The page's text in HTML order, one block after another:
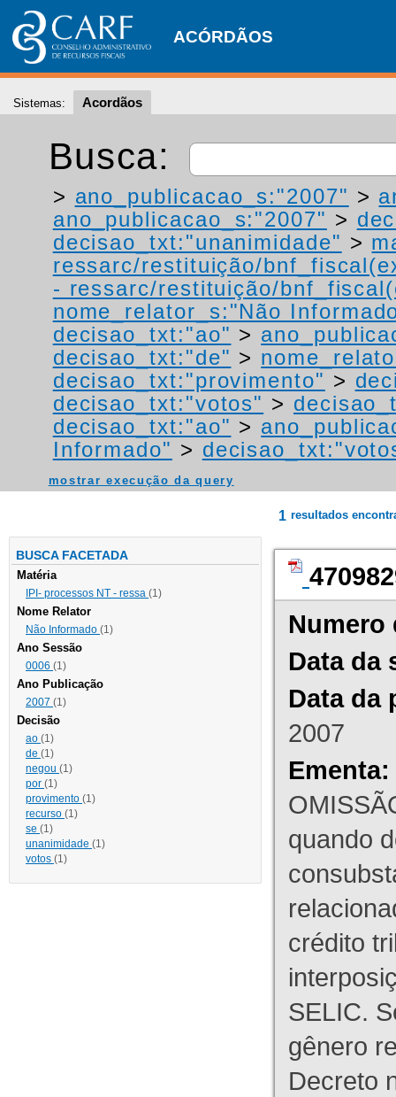
ACÓRDÃOS
Sistemas: Acordãos
Busca:
> ano_publicacao_s:"2007" >
ano_publicacao_s:"2007" >
decisao_txt:"unanimidade" >
ressarc/restituição/
- ressarc/restituição/
nome_relator_s:"Não
decisao_txt:"ao" >
decisao_txt:"de" >
decisao_txt:"provimento" >
decisao_txt:"votos" >
decisao_txt:"ao" >
Informado" >
mostrar execução da query
BUSCA FACETADA
Matéria
IPI- processos NT - ressa (1)
Nome Relator
Não Informado (1)
Ano Sessão
0006 (1)
Ano Publicação
2007 (1)
Decisão
ao (1)
de (1)
negou (1)
por (1)
provimento (1)
recurso (1)
se (1)
unanimidade (1)
votos (1)
1 resultados
Numero
Data da
Data da
2007
Ementa:
quando
crédito
SELIC.
gênero
Decreto